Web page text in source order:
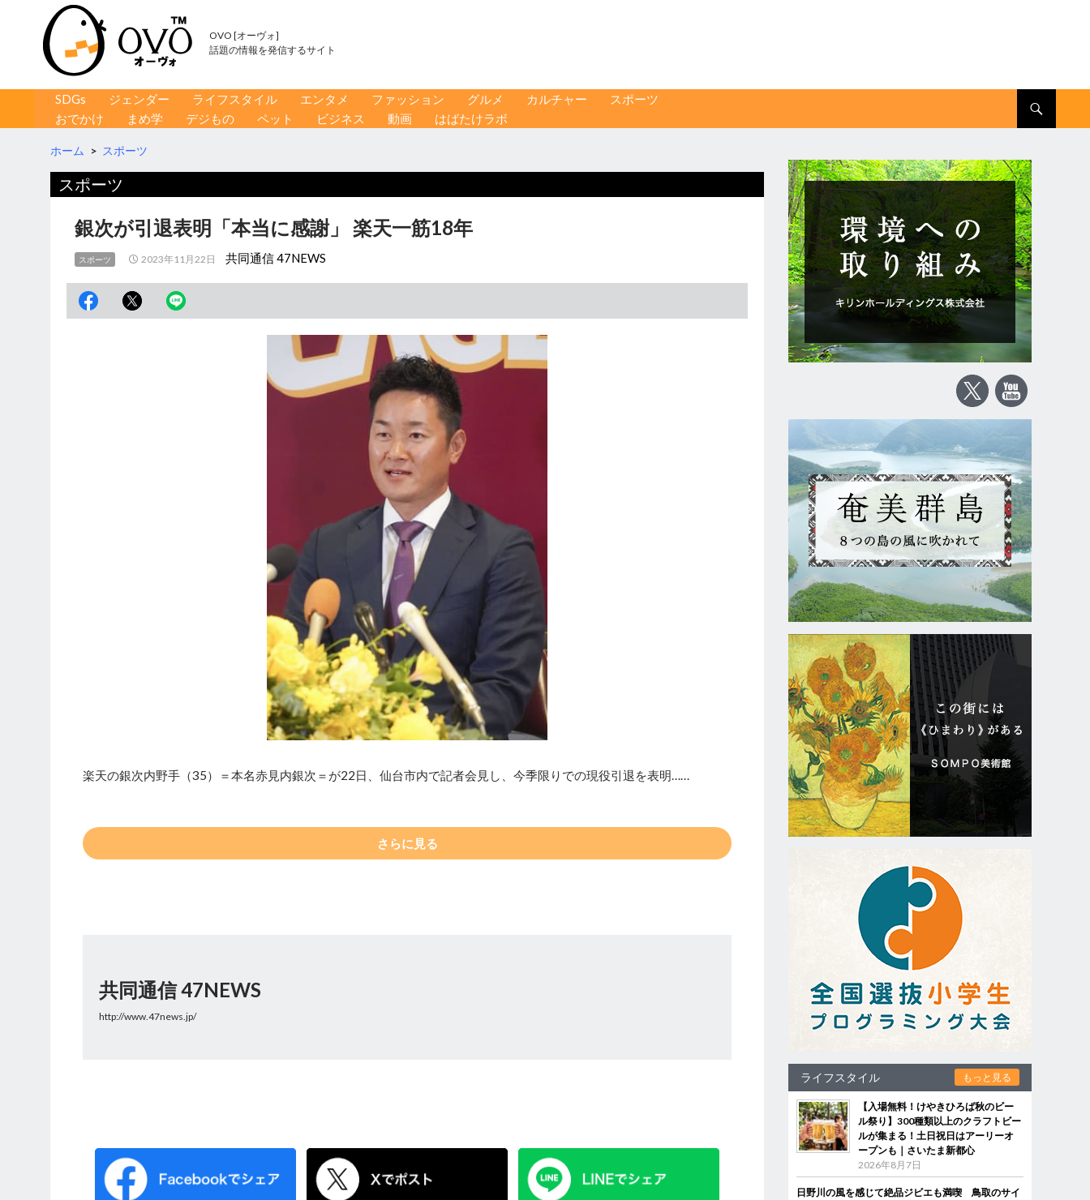
OVO [オーヴォ]
話題の情報を発信するサイト
コンテンツへ移動
SDGs ジェンダー ライフスタイル エンタメ ファッション グルメ カルチャー
スポーツ
おでかけ
まめ学 デジもの ペット ビジネス 動画 はばたけラボ
ホーム > スポーツ
スポーツ
銀次が引退表明「本当に感謝」 楽天一筋18年
スポーツ 2023年11月22日 共同通信 47NEWS
楽天の銀次内野手（35）＝本名赤見内銀次＝が22日、仙台市内で記者会見し、今季限りでの現役引退を表明……
さらに見る
共同通信 47NEWS
http://www.47news.jp/
ライフスタイル もっと見る
【入場無料！けやきひろば秋のビー
ル祭り】300種類以上のクラフトビー
ルが集まる！土日祝日はアーリーオ
ープンも｜さいたま新都心
2026年8月7日
日野川の風を感じて絶品ジビエも満喫 鳥取のサイ